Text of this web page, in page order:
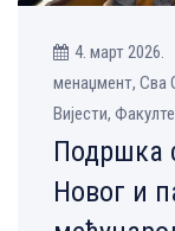
4. март 2026.
менаџмент, Сва
Вијести,
Подршка
Новог и